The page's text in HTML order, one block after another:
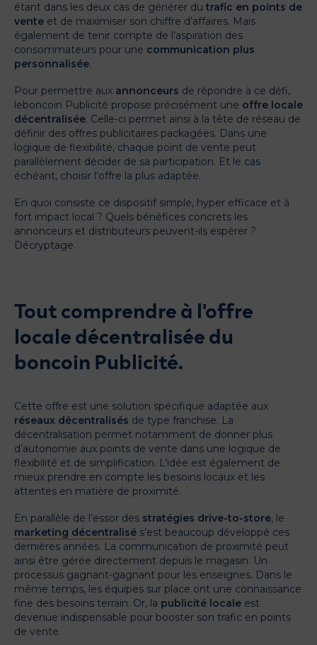
étant dans les deux cas de générer du trafic en points de
vente et de maximiser son chiffre d’affaires. Mais
également de tenir compte de l’aspiration des
consommateurs pour une communication plus
personnalisée.
Pour permettre aux annonceurs de répondre à ce défi,
leboncoin Publicité propose précisément une offre locale
décentralisée. Celle-ci permet ainsi à la tête de réseau de
définir des offres publicitaires packagées. Dans une
logique de flexibilité, chaque point de vente peut
parallèlement décider de sa participation. Et le cas
échéant, choisir l’offre la plus adaptée.
En quoi consiste ce dispositif simple, hyper efficace et à
fort impact local ? Quels bénéfices concrets les
annonceurs et distributeurs peuvent-ils espérer ?
Décryptage.
Tout comprendre à l'offre
locale décentralisée du
boncoin Publicité.
Cette offre est une solution spécifique adaptée aux
réseaux décentralisés de type franchise. La
décentralisation permet notamment de donner plus
d’autonomie aux points de vente dans une logique de
flexibilité et de simplification. L’idée est également de
mieux prendre en compte les besoins locaux et les
attentes en matière de proximité.
En parallèle de l’essor des stratégies drive-to-store, le
marketing décentralisé s’est beaucoup développé ces
dernières années. La communication de proximité peut
ainsi être gérée directement depuis le magasin. Un
processus gagnant-gagnant pour les enseignes. Dans le
même temps, les équipes sur place ont une connaissance
fine des besoins terrain. Or, la publicité locale est
devenue indispensable pour booster son trafic en points
de vente.